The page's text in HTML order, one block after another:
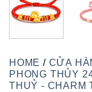
HOME / CỬA
PHONG THỦY
THUỶ - CHARM